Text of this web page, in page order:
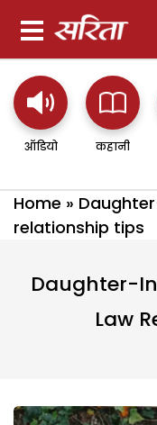
ऑडियो कहानी
Home »
relationship tips
Daughter-
Law